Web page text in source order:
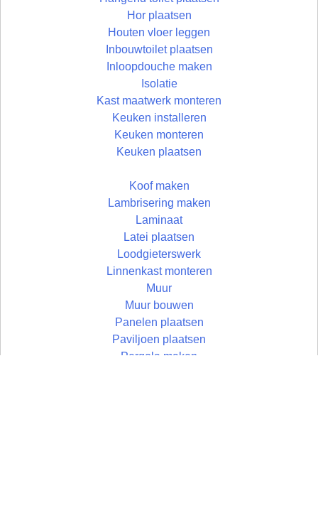
Hor plaatsen
Houten vloer leggen
Inbouwtoilet plaatsen
Inloopdouche maken
Isolatie
Kast maatwerk monteren
Keuken installeren
Keuken monteren
Keuken plaatsen
Koof maken
Lambrisering maken
Laminaat
Latei plaatsen
Loodgieterswerk
Linnenkast monteren
Muur
Muur bouwen
Panelen plaatsen
Paviljoen plaatsen
Pergola maken